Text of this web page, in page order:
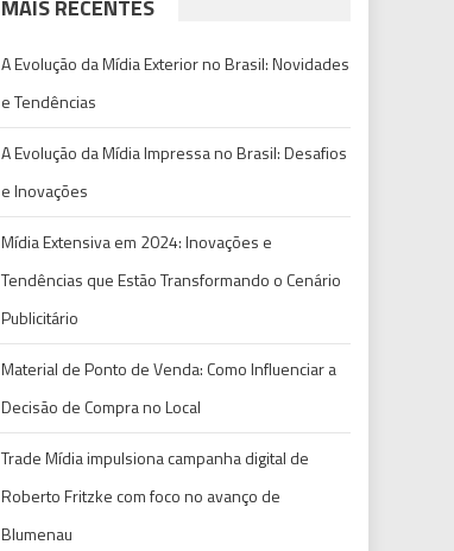
MAIS RECENTES
A Evolução da Mídia Exterior no Brasil: Novidades
e Tendências
A Evolução da Mídia Impressa no Brasil: Desafios
e Inovações
Mídia Extensiva em 2024: Inovações e
Tendências que Estão Transformando o Cenário
Publicitário
Material de Ponto de Venda: Como Influenciar a
Decisão de Compra no Local
Trade Mídia impulsiona campanha digital de
Roberto Fritzke com foco no avanço de
Blumenau